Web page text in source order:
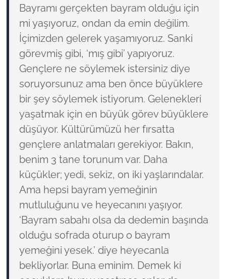
Bayramı gerçekten bayram olduğu için
mi yaşıyoruz, ondan da emin değilim.
İçimizden gelerek yaşamıyoruz. Sanki
görevmiş gibi, ‘mış gibi’ yapıyoruz.
Gençlere ne söylemek istersiniz diye
soruyorsunuz ama ben önce büyüklere
bir şey söylemek istiyorum. Gelenekleri
yaşatmak için en büyük görev büyüklere
düşüyor. Kültürümüzü her fırsatta
gençlere anlatmaları gerekiyor. Bakın,
benim 3 tane torunum var. Daha
küçükler; yedi, sekiz, on iki yaşlarındalar.
Ama hepsi bayram yemeğinin
mutluluğunu ve heyecanını yaşıyor.
‘Bayram sabahı olsa da dedemin başında
olduğu sofrada oturup o bayram
yemeğini yesek.’ diye heyecanla
bekliyorlar. Buna eminim. Demek ki